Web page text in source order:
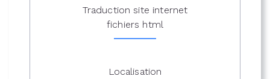
Traduction site internet
fichiers html
Localisation